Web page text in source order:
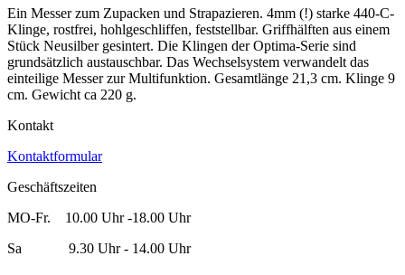
Ein Messer zum Zupacken und Strapazieren. 4mm (!) starke 440-C-
Klinge, rostfrei, hohlgeschliffen, feststellbar. Griffhälften aus einem
Stück Neusilber gesintert. Die Klingen der Optima-Serie sind
grundsätzlich austauschbar. Das Wechselsystem verwandelt das
einteilige Messer zur Multifunktion. Gesamtlänge 21,3 cm. Klinge 9
cm. Gewicht ca 220 g.
Kontakt
Kontaktformular
Geschäftszeiten
MO-Fr. 10.00 Uhr -18.00 Uhr
Sa 9.30 Uhr - 14.00 Uhr